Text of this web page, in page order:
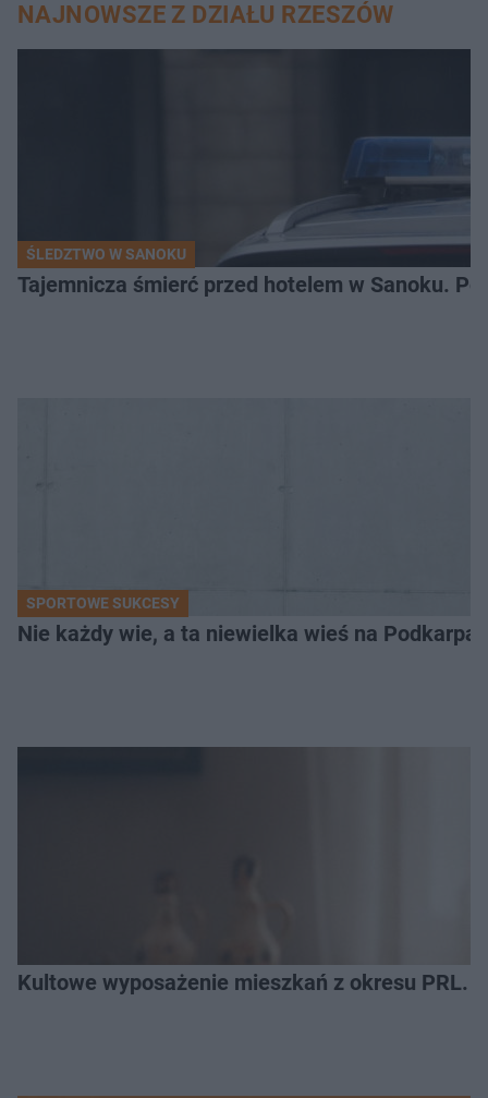
NAJNOWSZE Z DZIAŁU RZESZÓW
ŚLEDZTWO W SANOKU
Tajemnicza śmierć przed hotelem w Sanoku.
SPORTOWE SUKCESY
Nie każdy wie, a ta niewielka wieś na
Kultowe wyposażenie mieszkań z okresu PRL.